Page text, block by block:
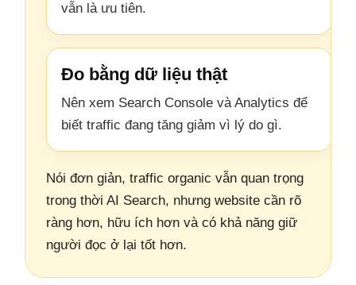
vẫn là ưu tiên.
Đo bằng dữ liệu thật
Nên xem Search Console và Analytics để
biết traffic đang tăng giảm vì lý do gì.
Nói đơn giản, traffic organic vẫn quan trọng
trong thời AI Search, nhưng website cần rõ
ràng hơn, hữu ích hơn và có khả năng giữ
người đọc ở lại tốt hơn.